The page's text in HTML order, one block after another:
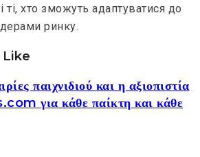
ті, хто зможуть адаптуватися до
ринку.
παιχνιδιού και η αξιοπιστία
για κάθε παίκτη και κάθε